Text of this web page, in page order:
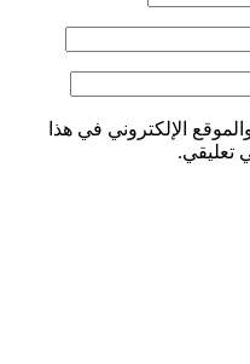
الإلكتروني في هذا
تعليقي.